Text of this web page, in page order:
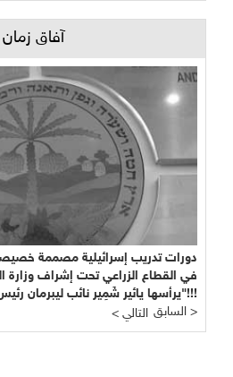
آفاق زمان
دورات تدريب إسرائيلية مصممة
في القطاع الزراعي تحت إشراف وزارة
يرأسها يائير شَمِير نائب ليبرمان رئيس "إسرائيل بيتنا"!!!
< التالي
السابق >